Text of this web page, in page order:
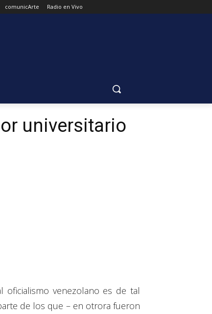
comunicArte Radio en Vivo
universitario
oficialismo venezolano es de tal
de los que – en otrora fueron